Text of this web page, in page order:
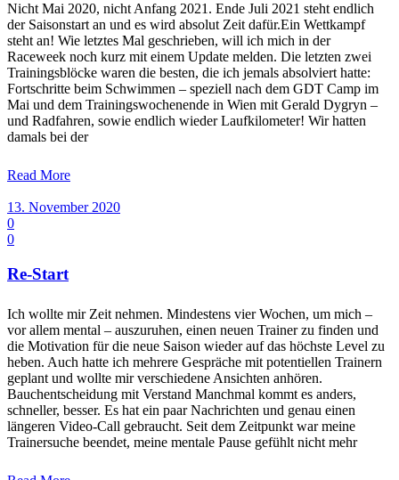
Nicht Mai 2020, nicht Anfang 2021. Ende Juli 2021 steht endlich
der Saisonstart an und es wird absolut Zeit dafür.Ein Wettkampf
steht an! Wie letztes Mal geschrieben, will ich mich in der
Raceweek noch kurz mit einem Update melden. Die letzten zwei
Trainingsblöcke waren die besten, die ich jemals absolviert hatte:
Fortschritte beim Schwimmen – speziell nach dem GDT Camp im
Mai und dem Trainingswochenende in Wien mit Gerald Dygryn –
und Radfahren, sowie endlich wieder Laufkilometer! Wir hatten
damals bei der
Read More
13. November 2020
0
0
Re-Start
Ich wollte mir Zeit nehmen. Mindestens vier Wochen, um mich –
vor allem mental – auszuruhen, einen neuen Trainer zu finden und
die Motivation für die neue Saison wieder auf das höchste Level zu
heben. Auch hatte ich mehrere Gespräche mit potentiellen Trainern
geplant und wollte mir verschiedene Ansichten anhören.
Bauchentscheidung mit Verstand Manchmal kommt es anders,
schneller, besser. Es hat ein paar Nachrichten und genau einen
längeren Video-Call gebraucht. Seit dem Zeitpunkt war meine
Trainersuche beendet, meine mentale Pause gefühlt nicht mehr